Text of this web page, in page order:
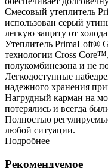
Смесовый утеплитель
использован серый
легкую защиту от
Утеплитель PrimaLoft®
технологии Cross
полукомбинезона и не
Легкодоступные
надежного хранения
Нагрудный карман на
потерялись и всегда
Полностью
любой ситуации.
Подробнее
Рекомендуемое